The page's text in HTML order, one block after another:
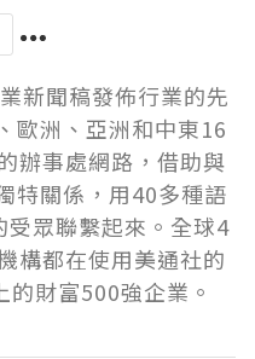
新聞稿發佈行業的先
歐洲、亞洲和中東16
辦事處網路，借助與
特關係，用40多種語
眾聯繫起來。全球4
構都在使用美通社的
財富500強企業。